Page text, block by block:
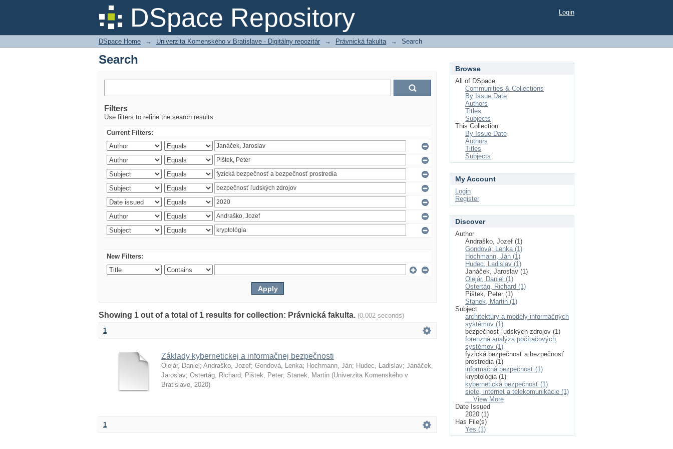
DSpace Repository
Search Login
DSpace Home → Univerzita Komenského v Bratislave - Digitálny repozitár → Právnická fakulta → Search
Search
Filters
Use filters to refine the search results.
Current Filters:
New Filters:
Showing 1 out of a total of 1 results for collection: Právnická fakulta. (0.002 seconds)
1
Základy kybernetickej a informačnej bezpečnosti
Olejár, Daniel ; Andraško, Jozef; Gondová, Lenka; Hochmann, Ján; Hudec, Ladislav; Janáček,
Jaroslav; Ostertág, Richard; Pištek, Peter; Stanek, Martin (Univerzita Komenského v
Bratislave, 2020)
1
Browse
All of DSpace
Communities & Collections
By Issue Date
Authors
Titles
Subjects
This Collection
By Issue Date
Authors
Titles
Subjects
My Account
Login
Register
Discover
Author
Andraško, Jozef (1)
Gondová, Lenka (1)
Hochmann, Ján (1)
Hudec, Ladislav (1)
Janáček, Jaroslav (1)
Olejár, Daniel (1)
Ostertág, Richard (1)
Pištek, Peter (1)
Stanek, Martin (1)
Subject
architektúry a modely informačných
systémov (1)
bezpečnosť ľudských zdrojov (1)
forenzná analýza počítačových
systémov (1)
fyzická bezpečnosť a bezpečnosť
prostredia (1)
informačná bezpečnosť (1)
kryptológia (1)
kybernetická bezpečnosť (1)
siete, internet a telekomunikácie (1)
... View More
Date Issued
2020 (1)
Has File(s)
Yes (1)